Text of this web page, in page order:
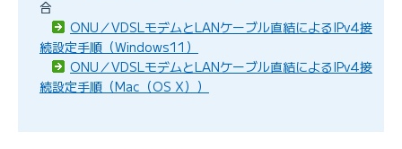
合
ONU／VDSLモデムとLANケーブル直結によるIPv4接
続設定手順（Windows11）
ONU／VDSLモデムとLANケーブル直結によるIPv4接
続設定手順（Mac（OS X））